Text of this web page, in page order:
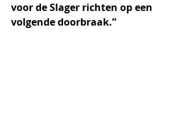
voor de Slager richten op een
volgende doorbraak.”